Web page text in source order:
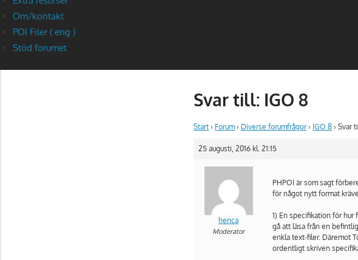
Om/kontakt
POI Filer ( eng )
Stöd forumet
Svar till: IGO 8
Start › Forum › Diverse forumfrågor › IGO 8 › Svar
25 augusti, 2016 kl. 21:15
henca
Moderator
PHPOI är som sagt
för något nytt format
1) En specifikation för
gå att läsa från en
enkla text-filer. Däremot
ordentligt skriven